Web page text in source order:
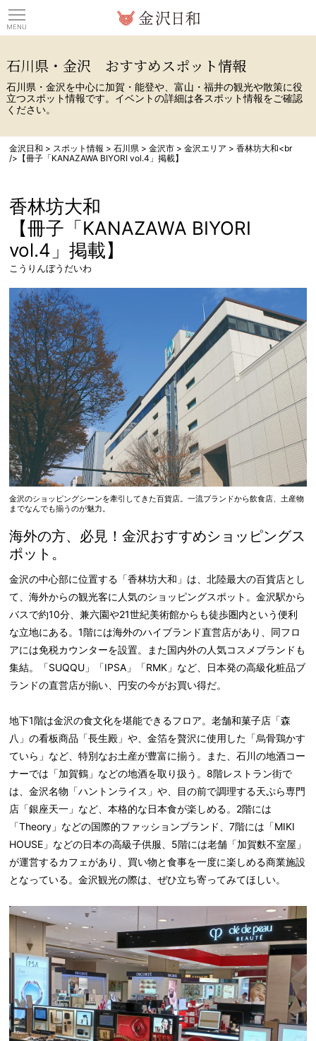
石川県・金沢 おすすめスポット情報
石川県・金沢を中心に加賀・能登や、富山・福井の観光や散策に役
立つスポット情報です。イベントの詳細は各スポット情報をご確認
ください。
金沢日和 > スポット情報 >石川県 >金沢市 >金沢エリア >香林坊大和<br
/>【冊子「KANAZAWA BIYORI vol.4」掲載】
香林坊大和
【冊子「KANAZAWA BIYORI
vol.4」掲載】
こうりんぼうだいわ
金沢のショッピングシーンを牽引してきた百貨店。一流ブランドから飲食店、土産物
までなんでも揃うのが魅力。
海外の方、必見！金沢おすすめショッピングス
ポット。
金沢の中心部に位置する「香林坊大和」は、北陸最大の百貨店とし
て、海外からの観光客に人気のショッピングスポット。金沢駅から
バスで約10分、兼六園や21世紀美術館からも徒歩圏内という便利
な立地にある。1階には海外のハイブランド直営店があり、同フロ
アには免税カウンターを設置。また国内外の人気コスメブランドも
集結。「SUQQU」「IPSA」「RMK」など、日本発の高級化粧品ブ
ランドの直営店が揃い、円安の今がお買い得だ。
地下1階は金沢の食文化を堪能できるフロア。老舗和菓子店「森
八」の看板商品「長生殿」や、金箔を贅沢に使用した「烏骨鶏かす
ていら」など、特別なお土産が豊富に揃う。また、石川の地酒コー
ナーでは「加賀鶴」などの地酒を取り扱う。8階レストラン街で
は、金沢名物「ハントンライス」や、目の前で調理する天ぷら専門
店「銀座天一」など、本格的な日本食が楽しめる。2階には
「Theory」などの国際的ファッションブランド、7階には「MIKI
HOUSE」などの日本の高級子供服、5階には老舗「加賀麩不室屋」
が運営するカフェがあり、買い物と食事を一度に楽しめる商業施設
となっている。金沢観光の際は、ぜひ立ち寄ってみてほしい。